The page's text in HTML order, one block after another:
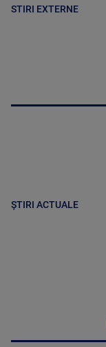
STIRI EXTERNE
ȘTIRI ACTUALE